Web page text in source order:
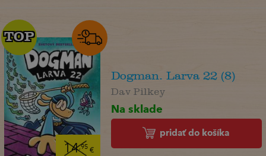
14,95€
TOP
TOP
Dogman. Larva 22 (8)
Dav Pilkey
Na sklade
pridať do košíka